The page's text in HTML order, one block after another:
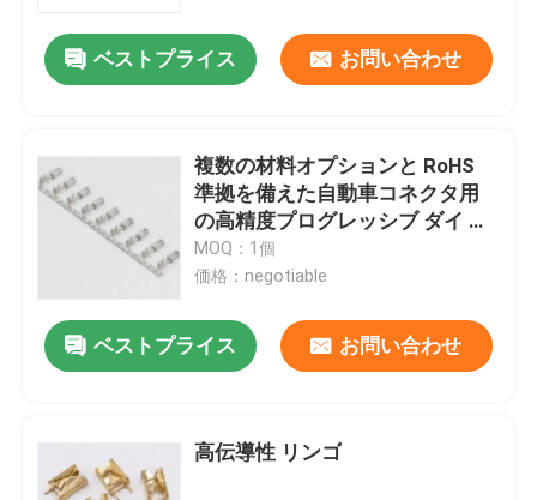
進歩的な薄板金は死にます
薄板金の曲がるダイス
金属プレス部品
固定子の中心のラミネーション
ベストプライス お問い合わせ
複数の材料オプションと RoHS
準拠を備えた自動車コネクタ用
の高精度プログレッシブ ダイ ス
タンプ圧着メス端子
MOQ：1個
価格：negotiable
ベストプライス お問い合わせ
高伝導性 リンゴ